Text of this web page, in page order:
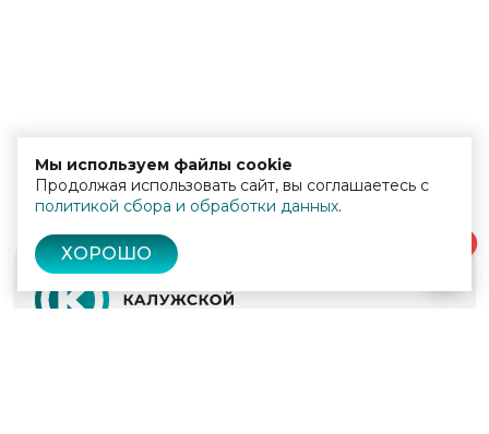
Мы используем файлы cookie
Продолжая использовать сайт, вы соглашаетесь с
политикой сбора и обработки данных.
ХОРОШО